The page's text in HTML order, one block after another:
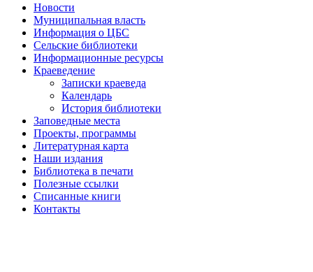
Новости
Муниципальная власть
Информация о ЦБС
Сельские библиотеки
Информационные ресурсы
Краеведение
Записки краеведа
Календарь
История библиотеки
Заповедные места
Проекты, программы
Литературная карта
Наши издания
Библиотека в печати
Полезные ссылки
Списанные книги
Контакты